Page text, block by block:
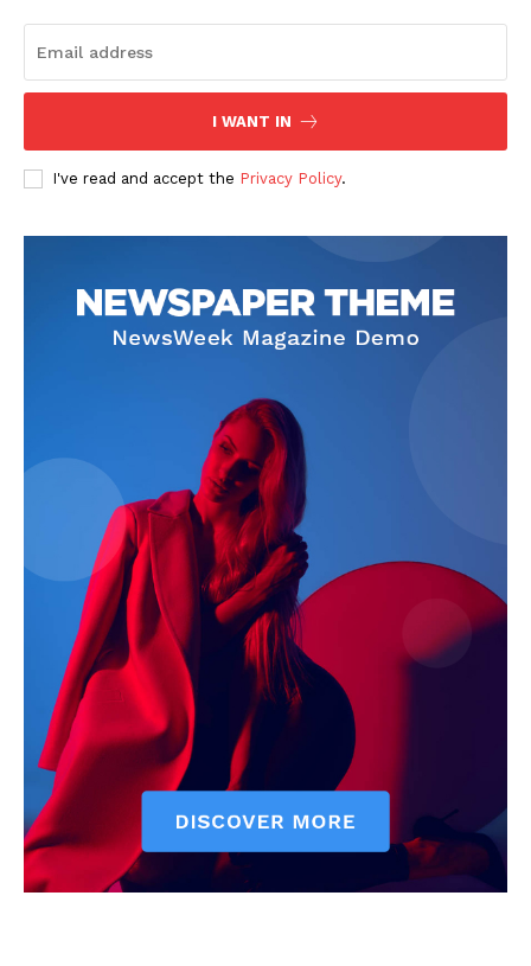
SUSCRIBETE
Nosotros
I WANT IN
I've read and accept the Privacy Policy.